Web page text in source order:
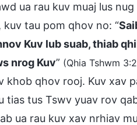
ua rau kuv muaj lus
tau pom qhov no: “
Kuv lub suab, thiab
nrog Kuv” (Qhia Tshwm
khob qhov rooj. Kuv xav
tus Tswv yuav rov
ua rau kuv xav nrhiav